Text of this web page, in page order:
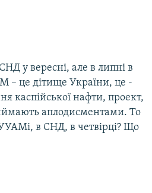
у вересні, але в липні в
– це дітище України, це -
каспійської нафти, проект,
аплодисментами. То
в СНД, в четвірці? Що